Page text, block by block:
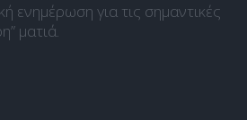
ενημέρωση για τις σημαντικές
ματιά.